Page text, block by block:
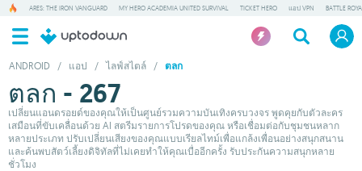
ARES: THE IRON VANGUARD MY HERO ACADEMIA UNITED SURVIVAL TICKET HERO แอป VPN BATTLE
ANDROID / แอป / ไลฟ์สไตล์ / ตลก
ตลก - 267
เปลี่ยนแอนดรอยด์ของคุณให้เป็นศูนย์รวมความบันเทิงครบวงจร พูดคุยกับตัวละคร
เสมือนที่ขับเคลื่อนด้วย AI สตรีมรายการโปรดของคุณ หรือเชื่อมต่อกับชุมชนหลาก
หลายประเภท ปรับเปลี่ยนเสียงของคุณแบบเรียลไทม์เพื่อแกล้งเพื่อนอย่างสนุกสนาน
และค้นพบสัตว์เลี้ยงดิจิทัลที่ไม่เคยทำให้คุณเบื่ออีกครั้ง รับประกันความสนุกหลาย
ชั่วโมง